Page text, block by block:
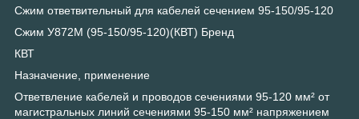
Сжим ответвительный для кабелей сечением 95-150/95-120
Сжим У872М (95-150/95-120)(КВТ) Бренд
КВТ
Назначение, применение
Ответвление кабелей и проводов сечениями 95-120 мм² от
магистральных линий сечениями 95-150 мм² напряжением